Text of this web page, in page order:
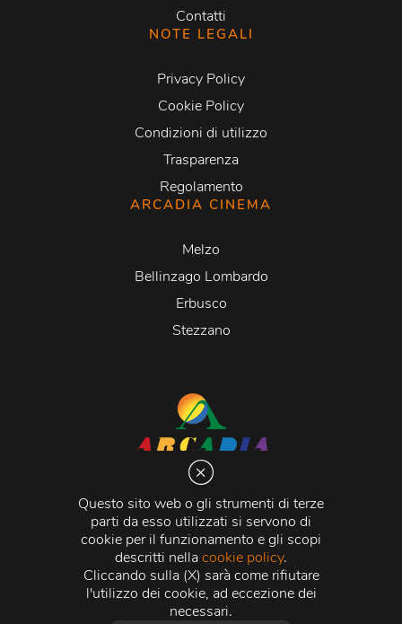
Questo sito web o gli strumenti di terze
parti da esso utilizzati si servono di
cookie per il funzionamento e gli scopi
descritti nellacookie policy.
Cliccando sulla (X) sarà come rifiutare
l'utilizzo dei cookie, ad eccezione dei
necessari.
Contatti
NOTE LEGALI
Privacy Policy
Cookie Policy
Condizioni di utilizzo
Trasparenza
Regolamento
ARCADIA CINEMA
Melzo
Bellinzago Lombardo
Erbusco
Stezzano
Via Martiri della Libertà 20066 Melzo (MI)
C.C.I.A.A. - R.E.A di Milano n. 1427910
Registro delle Imprese di Milano n. 338392 -
Fiscale e Partita Iva11015840157 | Capitale Sociale
500.000,00 i.v.
Credits:Crea Informatica S.r.l. 2026 © Tutti i diritti
riservati.